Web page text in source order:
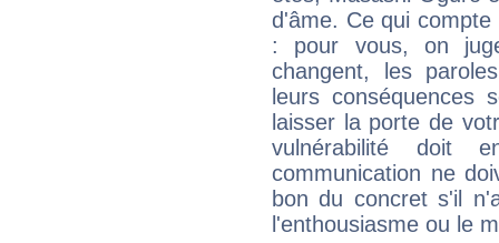
d'âme. Ce qui
: pour vous, on
changent, les
leurs conséquences
laisser la porte de
vulnérabilité doit
communication ne
bon du concret s'il
l'enthousiasme ou le